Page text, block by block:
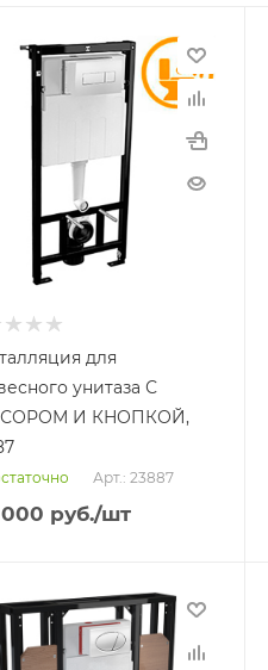
для
унитаза С
И КНОПКОЙ,
Арт.: 23887
руб./шт